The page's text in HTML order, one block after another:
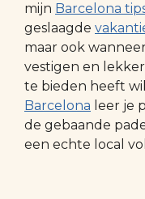
mijn Barcelona
geslaagde
maar ook
vestigen en
te bieden heeft
Barcelona leer je
de gebaande
een echte local